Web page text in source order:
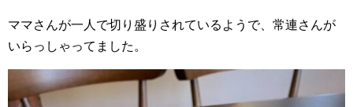
ママさんが一人で切り盛りされているようで、常連さんが
いらっしゃってました。